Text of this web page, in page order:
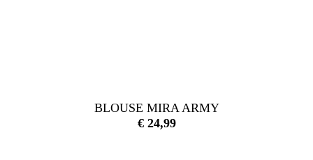
BLOUSE MIRA ARMY
€24,99